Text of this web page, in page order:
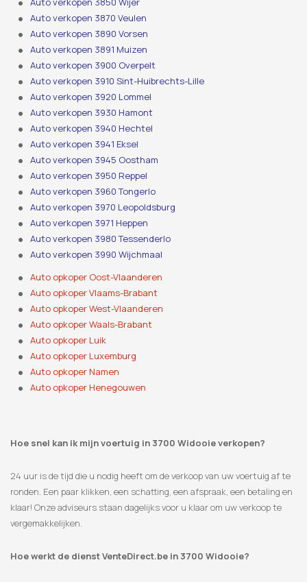
Auto verkopen 3870 Veulen
Auto verkopen 3890 Vorsen
Auto verkopen 3891 Muizen
Auto verkopen 3900 Overpelt
Auto verkopen 3910 Sint-Huibrechts-Lille
Auto verkopen 3920 Lommel
Auto verkopen 3930 Hamont
Auto verkopen 3940 Hechtel
Auto verkopen 3941 Eksel
Auto verkopen 3945 Oostham
Auto verkopen 3950 Reppel
Auto verkopen 3960 Tongerlo
Auto verkopen 3970 Leopoldsburg
Auto verkopen 3971 Heppen
Auto verkopen 3980 Tessenderlo
Auto verkopen 3990 Wijchmaal
Auto opkoper Oost-Vlaanderen
Auto opkoper Vlaams-Brabant
Auto opkoper West-Vlaanderen
Auto opkoper Waals-Brabant
Auto opkoper Luik
Auto opkoper Luxemburg
Auto opkoper Namen
Auto opkoper Henegouwen
Hoe snel kan ik mijn voertuig in 3700 Widooie verkopen?
24 uur is de tijd die u nodig heeft om de verkoop van uw voertuig af te
ronden. Een paar klikken, een schatting, een afspraak, een betaling en
klaar! Onze adviseurs staan ​​dagelijks voor u klaar om uw verkoop te
vergemakkelijken.
Hoe werkt de dienst VenteDirect.be in 3700 Widooie?